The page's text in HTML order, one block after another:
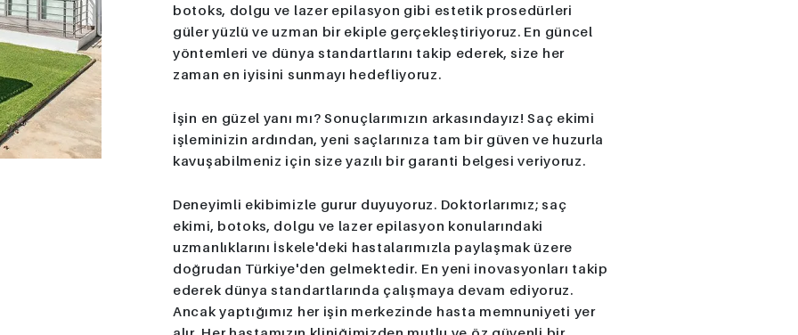
botoks, dolgu ve lazer epilasyon gibi estetik prosedürleri
güler yüzlü ve uzman bir ekiple gerçekleştiriyoruz. En güncel
yöntemleri ve dünya standartlarını takip ederek, size her
zaman en iyisini sunmayı hedefliyoruz.
İşin en güzel yanı mı? Sonuçlarımızın arkasındayız! Saç ekimi
işleminizin ardından, yeni saçlarınıza tam bir güven ve huzurla
kavuşabilmeniz için size yazılı bir garanti belgesi veriyoruz.
Deneyimli ekibimizle gurur duyuyoruz. Doktorlarımız; saç
ekimi, botoks, dolgu ve lazer epilasyon konularındaki
uzmanlıklarını İskele'deki hastalarımızla paylaşmak üzere
doğrudan Türkiye'den gelmektedir. En yeni inovasyonları takip
ederek dünya standartlarında çalışmaya devam ediyoruz.
Ancak yaptığımız her işin merkezinde hasta memnuniyeti yer